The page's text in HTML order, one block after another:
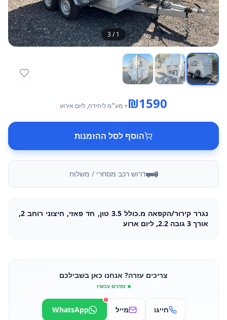
1
/
3
₪1590 + מע״מליחידה, ליום אירוע
הוסף לסל ההזמנות
דרוש רכב מסחרי / משלוח
נגרר קירור/הקפאה מ.כולל 3.5 טון, חד פאזי, חיצוני רוחב 2,
אורך 3 גובה 2.2, ליום ארוע
צריכים עזרה? אנחנו כאן בשבילכם
זמינים עכשיו
חייגו מייל WhatsApp
1